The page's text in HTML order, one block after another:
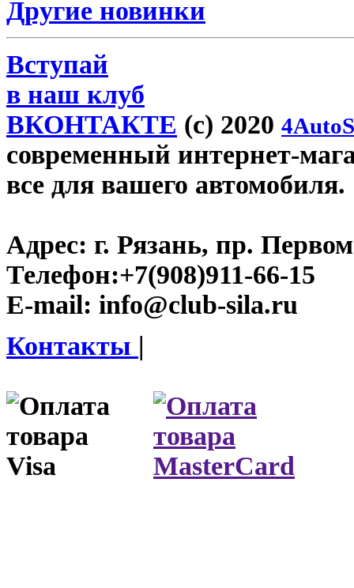
Другие новинки
Вступай
в наш клуб
ВКОНТАКТЕ (c) 2020
современный интернет-
все для вашего автомобиля.
Адрес: г. Рязань, пр.
Телефон:+7(908)911-66-15
E-mail: info@club-sila.ru
Контакты |